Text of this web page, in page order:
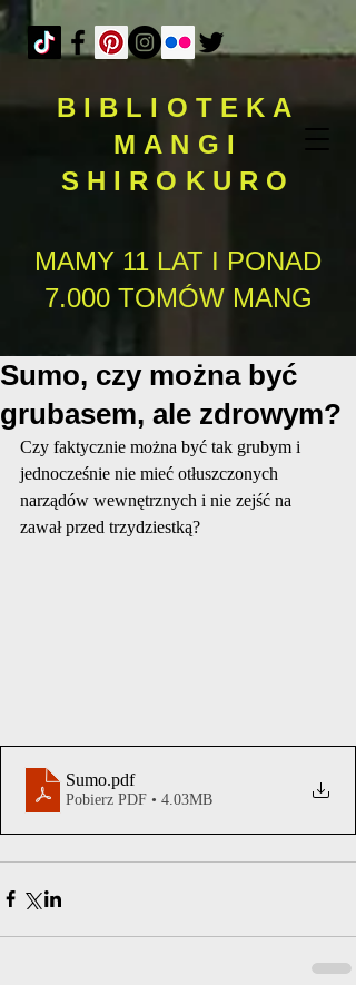
BIBLIOTEKA
MANGI
SHIROKURO
MAMY 11 LAT I PONAD
7.000 TOMÓW MANG
Sumo, czy można być
grubasem, ale zdrowym?
Czy faktycznie można być tak grubym i
jednocześnie nie mieć otłuszczonych
narządów wewnętrznych i nie zejść na
zawał przed trzydziestką?
Sumo.pdf
Pobierz PDF • 4.03MB